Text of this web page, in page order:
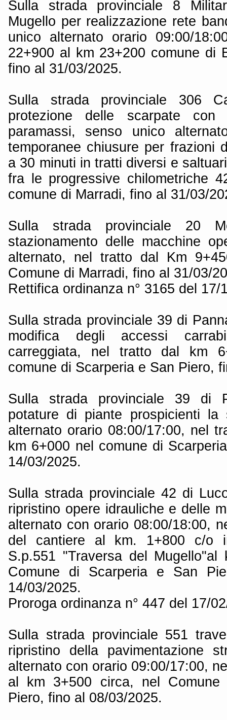
Sulla strada provinciale 8
Mugello per realizzazione rete
unico alternato orario 09:00/
22+900 al km 23+200 comune di
fino al 31/03/2025.
Sulla strada provinciale 306
protezione delle scarpate
paramassi, senso unico
temporanee chiusure per frazioni
a 30 minuti in tratti diversi e
fra le progressive chilometriche
comune di Marradi, fino al 31/03/
Sulla strada provinciale 20
stazionamento delle macchine
alternato, nel tratto dal Km
Comune di Marradi, fino al 31/03/
Rettifica ordinanza n° 3165 del 17/
Sulla strada provinciale 39 di
modifica degli accessi
carreggiata, nel tratto dal km
comune di Scarperia e San Piero,
Sulla strada provinciale 39 di
potature di piante prospicienti la
alternato orario 08:00/17:00, nel
km 6+000 nel comune di
14/03/2025.
Sulla strada provinciale 42 di
ripristino opere idrauliche e delle
alternato con orario 08:00/18:00,
del cantiere al km. 1+800 c/o
S.p.551 "Traversa del
Comune di Scarperia e San
14/03/2025.
Proroga ordinanza n° 447 del 17/
Sulla strada provinciale 551
ripristino della pavimentazione
alternato con orario 09:00/17:00,
al km 3+500 circa, nel
Piero, fino al 08/03/2025.